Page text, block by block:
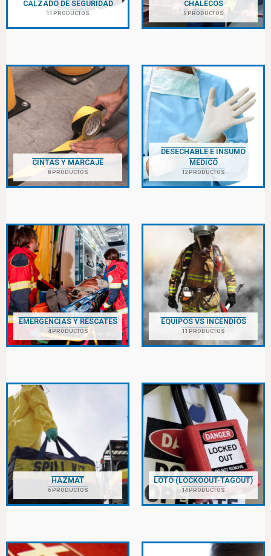
CALZADO DE SEGURIDAD
11 PRODUCTOS
CHALECOS
5 PRODUCTOS
CINTAS Y MARCAJE
8 PRODUCTOS
DESECHABLE E INSUMO
MEDICO
12 PRODUCTOS
EMERGENCIAS Y RESCATES
4 PRODUCTOS
EQUIPOS VS INCENDIOS
11 PRODUCTOS
HAZMAT
6 PRODUCTOS
LOTO (LOCKOOUT-TAGOUT)
14 PRODUCTOS